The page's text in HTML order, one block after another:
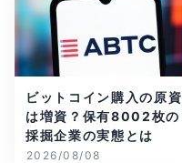
ビットコイン購入の原資
は増資？保有8002枚の
採掘企業の実態とは
2026/08/08